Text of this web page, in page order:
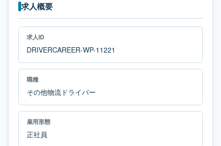
求人概要
求人ID
DRIVERCAREER-WP-11221
職種
その他物流ドライバー
雇用形態
正社員